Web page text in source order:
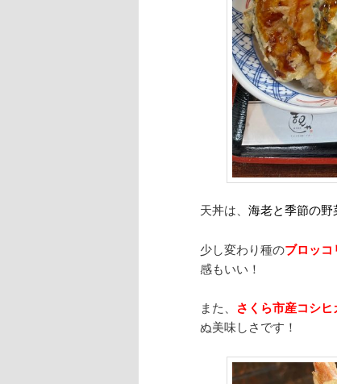
天丼は、 海老と季節の野
少し変わり種のブロッ
感もいい！
また、 さくら市産コシヒ
ぬ美味しさです！